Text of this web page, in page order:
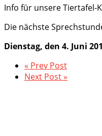
Info für unsere Tiertafel-
Die nächste
Dienstag, den 4. Juni
« Prev Post
Next Post »